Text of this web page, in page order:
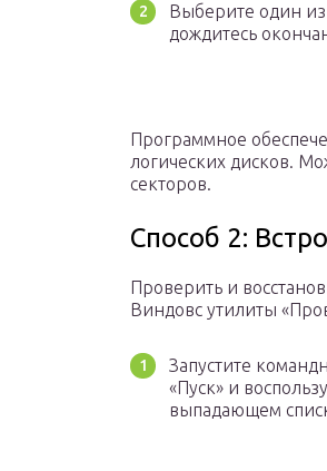
Выберите один из
дождитесь
Программное
логических дисков.
секторов.
Способ 2:
Проверить и
Виндовс утилиты
Запустите
«Пуск» и
выпадающем